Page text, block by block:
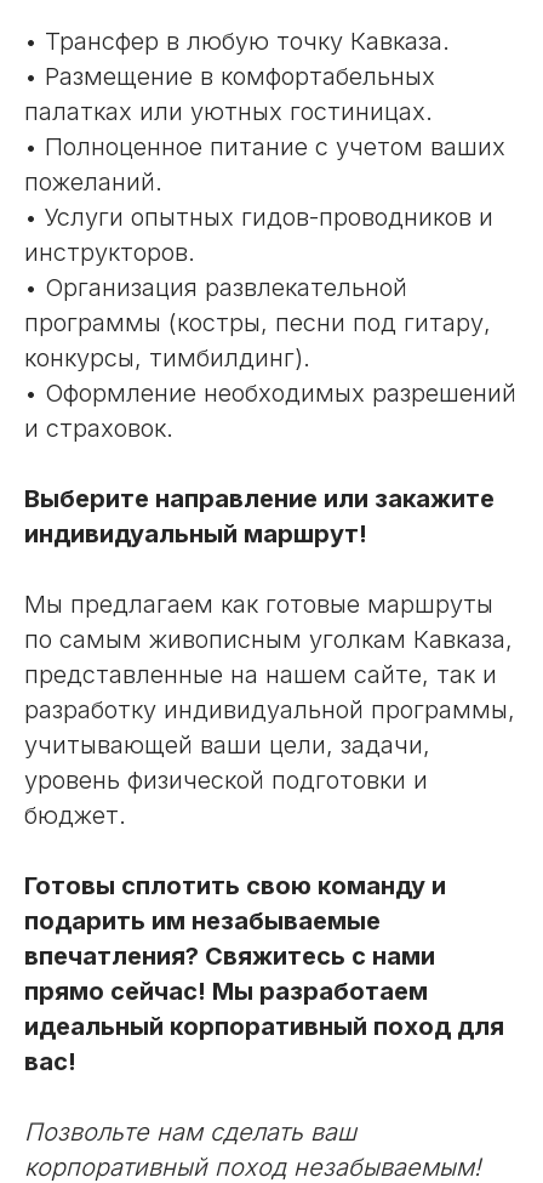
• Трансфер в любую точку Кавказа.
• Размещение в комфортабельных
палатках или уютных гостиницах.
• Полноценное питание с учетом ваших
пожеланий.
• Услуги опытных гидов-проводников и
инструкторов.
• Организация развлекательной
программы (костры, песни под гитару,
конкурсы, тимбилдинг).
• Оформление необходимых разрешений
и страховок.
Выберите направление или закажите
индивидуальный маршрут!
Мы предлагаем как готовые маршруты
по самым живописным уголкам Кавказа,
представленные на нашем сайте, так и
разработку индивидуальной программы,
учитывающей ваши цели, задачи,
уровень физической подготовки и
бюджет.
Готовы сплотить свою команду и
подарить им незабываемые
впечатления? Свяжитесь с нами
прямо сейчас! Мы разработаем
идеальный корпоративный поход для
вас!
Позвольте нам сделать ваш
корпоративный поход незабываемым!